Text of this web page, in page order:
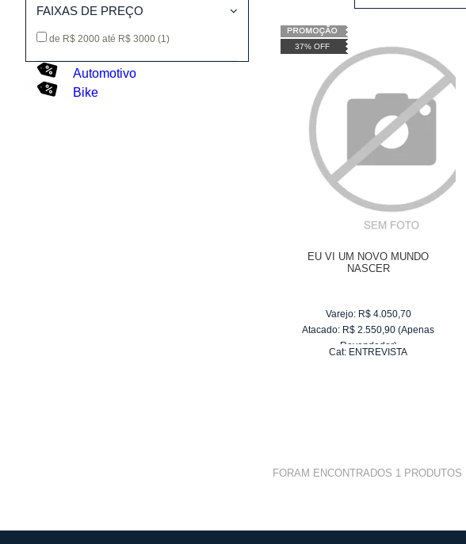
FAIXAS DE PREÇO
de R$ 2000 até R$ 3000 (1)
Automotivo
Bike
37% OFF
EU VI UM NOVO MUNDO
NASCER
Varejo: R$ 4.050,70
Atacado: R$ 2.550,90 (Apenas
Revendedor)
Cat: ENTREVISTA
FORAM ENCONTRADOS 1PRODUTOS